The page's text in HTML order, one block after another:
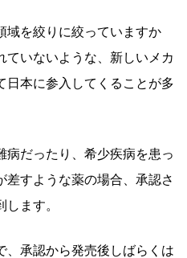
域を絞りに絞っていますか
ていないような、新しいメカ
日本に参入してくることが多
病だったり、希少疾病を患っ
すような薬の場合、承認さ
ます。
、承認から発売後しばらくは